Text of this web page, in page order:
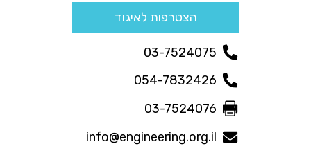
הצטרפות לאיגוד
03-7524075
054-7832426
03-7524076
info@engineering.org.il